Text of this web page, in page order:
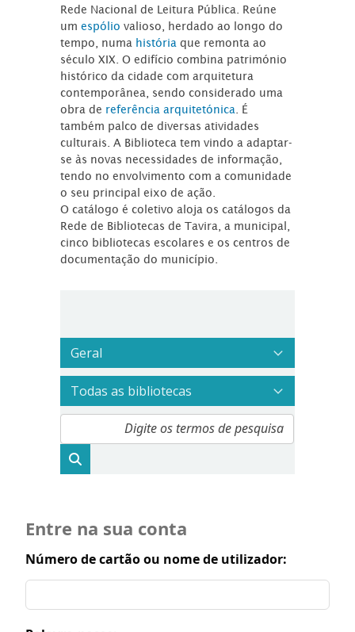
Rede Nacional de Leitura Pública. Reúne
umespóliovalioso, herdado ao longo do
tempo, numa história que remonta ao
século XIX. O edifício combina património
histórico da cidade com arquitetura
contemporânea, sendo considerado uma
obra de referência arquitetónica . É
também palco de diversas atividades
culturais. A Biblioteca tem vindo a adaptar-
se às novas necessidades de informação,
tendo no envolvimento com a comunidade
o seu principal eixo de ação.
O catálogo é coletivo aloja os catálogos da
Rede de Bibliotecas de Tavira, a municipal,
cinco bibliotecas escolares e os centros de
documentação do município.
Entre na sua conta
Número de cartão ou nome de utilizador: